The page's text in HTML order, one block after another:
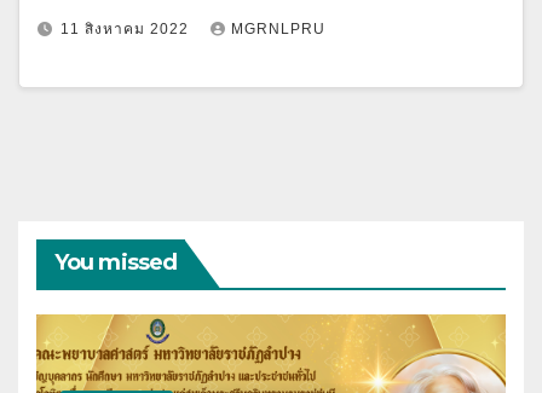
11 สิงหาคม 2022 MGRNLPRU
You missed